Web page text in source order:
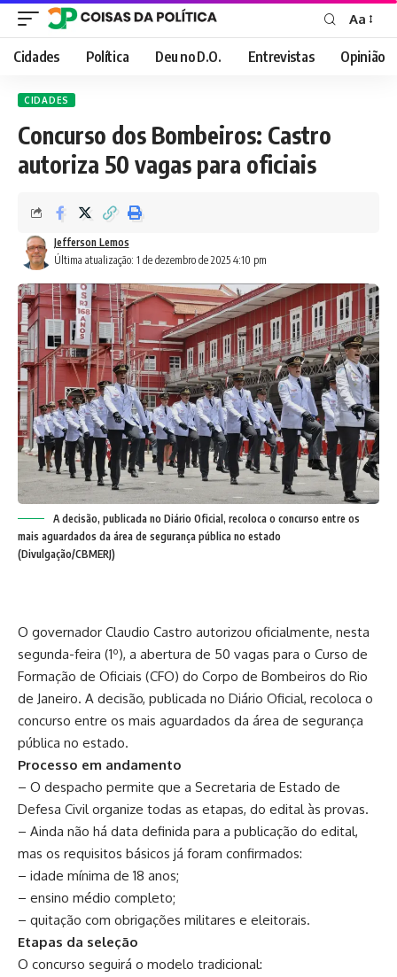
Font
Resizer
Aa
Cidades Política Deu no D.O. Entrevistas Opinião
CIDADES
Concurso dos Bombeiros: Castro
autoriza 50 vagas para oficiais
Última atualização: 1 de dezembro de 2025 4:10 pm
Jefferson Lemos
A decisão, publicada no Diário Oficial, recoloca o concurso entre os
mais aguardados da área de segurança pública no estado
(Divulgação/CBMERJ)
O governador Claudio Castro autorizou oficialmente, nesta
segunda-feira (1º), a abertura de 50 vagas para o Curso de
Formação de Oficiais (CFO) do Corpo de Bombeiros do Rio
de Janeiro. A decisão, publicada no Diário Oficial, recoloca o
concurso entre os mais aguardados da área de segurança
pública no estado.
Processo em andamento
– O despacho permite que a Secretaria de Estado de
Defesa Civil organize todas as etapas, do edital às provas.
– Ainda não há data definida para a publicação do edital,
mas os requisitos básicos já foram confirmados:
– idade mínima de 18 anos;
– ensino médio completo;
– quitação com obrigações militares e eleitorais.
Etapas da seleção
O concurso seguirá o modelo tradicional: